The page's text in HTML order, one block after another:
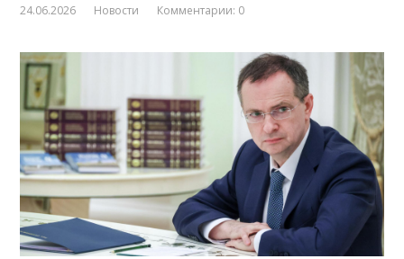
24.06.2026 Новости Комментарии: 0